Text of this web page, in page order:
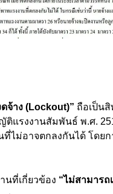
จ้าง (Lockout)” ถือเป็น
แรงงานสัมพันธ์ พ.ศ.
ที่ไม่อาจตกลงกันได้ โดย
นที่เกี่ยวข้อง “ไม่สามารถ